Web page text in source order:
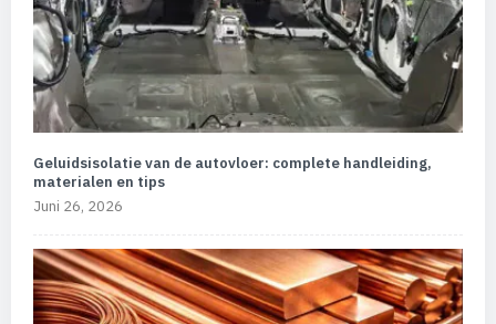
Geluidsisolatie van de autovloer: complete handleiding,
materialen en tips
Juni 26, 2026